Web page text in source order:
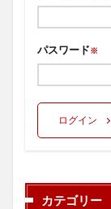
パスワード※
ログイン
カテゴリー